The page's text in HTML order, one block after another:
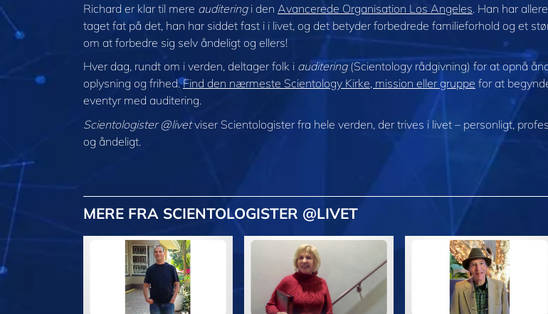
Richard er klar til mere auditeringi den Avancerede Organisation Los Angeles. Han har
taget fat på det, han har siddet fast i i livet, og det betyder forbedrede familieforhold og et
om at forbedre sig selv åndeligt og ellers!
Hver dag, rundt om i verden, deltager folk i auditering(Scientology rådgivning) for at opnå
oplysning og frihed.Find den nærmeste Scientology Kirke, mission eller gruppe for at
eventyr med auditering.
Scientologister @livetviser Scientologister fra hele verden, der trives i livet – personligt,
og åndeligt.
MERE FRA SCIENTOLOGISTER @LIVET